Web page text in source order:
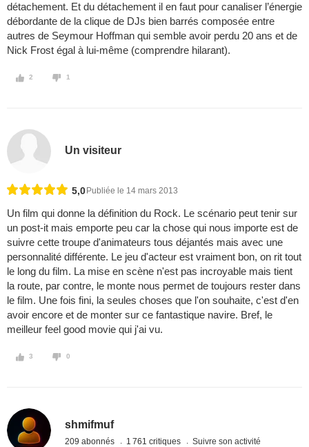
détachement. Et du détachement il en faut pour canaliser l’énergie
débordante de la clique de DJs bien barrés composée entre
autres de Seymour Hoffman qui semble avoir perdu 20 ans et de
Nick Frost égal à lui-même (comprendre hilarant).
2 1
Un visiteur
5,0 Publiée le 14 mars 2013
Un film qui donne la définition du Rock. Le scénario peut tenir sur
un post-it mais emporte peu car la chose qui nous importe est de
suivre cette troupe d'animateurs tous déjantés mais avec une
personnalité différente. Le jeu d'acteur est vraiment bon, on rit tout
le long du film. La mise en scène n'est pas incroyable mais tient
la route, par contre, le monte nous permet de toujours rester dans
le film. Une fois fini, la seules choses que l'on souhaite, c'est d'en
avoir encore et de monter sur ce fantastique navire. Bref, le
meilleur feel good movie qui j'ai vu.
3 0
shmifmuf
209 abonnés 1 761 critiques Suivre son activité